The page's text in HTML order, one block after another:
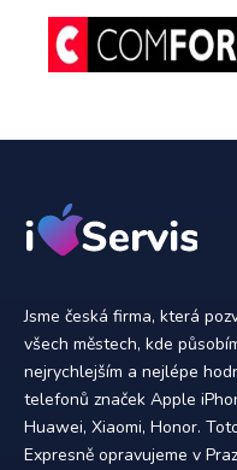
Jsme česká firma, která
všech městech, kde
nejrychlejším a nejlépe
telefonů značek Apple
Huawei, Xiaomi, Honor.
Expresně opravujeme v